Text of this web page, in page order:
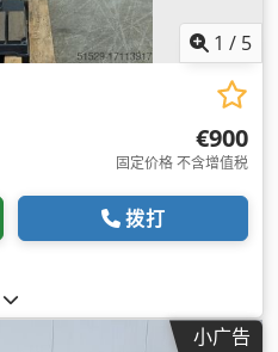
1 / 5
€900
固定价格 不含增值税
拨打
小广告